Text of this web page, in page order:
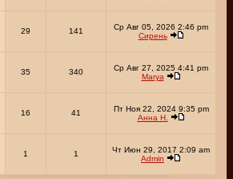
29 141
Ср Авг 05, 2026 2:46 pm
Сирень
35 340
Ср Авг 27, 2025 4:41 pm
Marya
16 41
Пт Ноя 22, 2024 9:35 pm
Анна Н.
1 1
Чт Июн 29, 2017 2:09 am
Admin